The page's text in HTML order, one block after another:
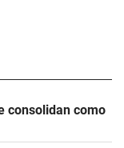
consolidan como